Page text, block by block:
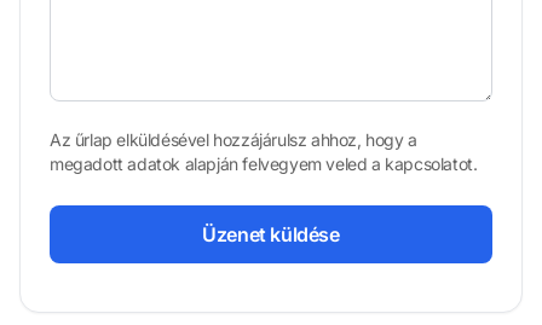
Az űrlap elküldésével hozzájárulsz ahhoz, hogy a
megadott adatok alapján felvegyem veled a kapcsolatot.
Üzenet küldése